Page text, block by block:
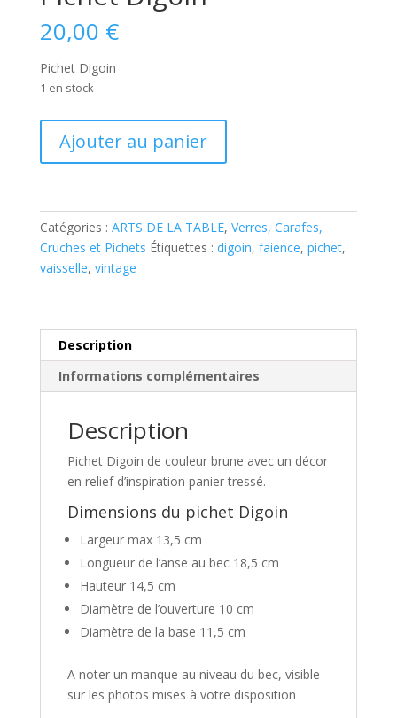
20,00 €
Pichet Digoin
1 en stock
Ajouter au panier
Catégories : ARTS DE LA TABLE, Verres, Carafes,
Cruches et Pichets Étiquettes : digoin, faience, pichet,
vaisselle, vintage
Description
Informations complémentaires
Description
Pichet Digoin de couleur brune avec un décor
en relief d’inspiration panier tressé.
Dimensions du pichet Digoin
Largeur max 13,5 cm
Longueur de l’anse au bec 18,5 cm
Hauteur 14,5 cm
Diamètre de l’ouverture 10 cm
Diamètre de la base 11,5 cm
A noter un manque au niveau du bec, visible
sur les photos mises à votre disposition